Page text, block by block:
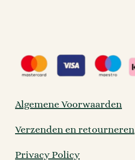
Algemene Voorwaarden
Verzenden en retourneren
Privacy Policy